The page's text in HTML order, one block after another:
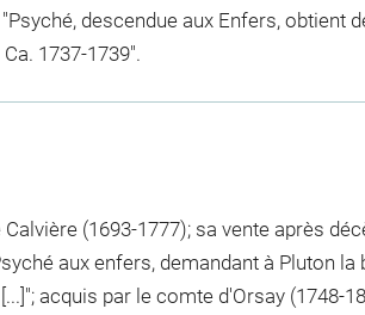
descendue aux Enfers, obtient
1737-1739".
(1693-1777); sa vente après
aux enfers, demandant à Pluton la
acquis par le comte d'Orsay (1748-